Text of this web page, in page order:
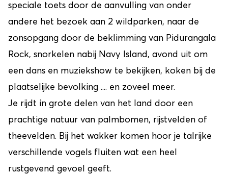
speciale toets door de aanvulling van onder
andere het bezoek aan 2 wildparken, naar de
zonsopgang door de beklimming van Pidurangala
Rock, snorkelen nabij Navy Island, avond uit om
een dans en muziekshow te bekijken, koken bij de
plaatselijke bevolking .... en zoveel meer.
Je rijdt in grote delen van het land door een
prachtige natuur van palmbomen, rijstvelden of
theevelden. Bij het wakker komen hoor je talrijke
verschillende vogels fluiten wat een heel
rustgevend gevoel geeft.